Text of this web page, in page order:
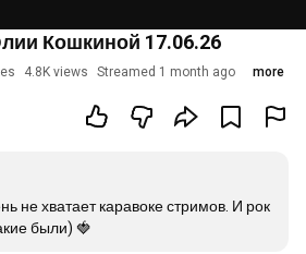
Кошкиной 17.06.26
4.8K views Streamed 1 month ago more
не хватает каравоке стримов. И рок
были) 🍓